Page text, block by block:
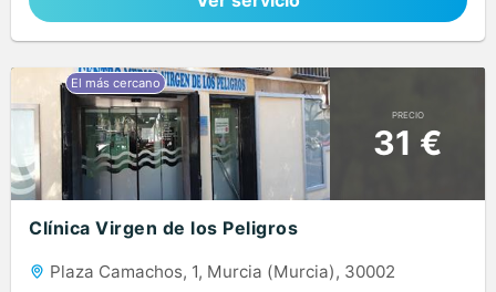
PRECIO
31 €
Clínica Virgen de los Peligros
Plaza Camachos, 1, Murcia (Murcia), 30002